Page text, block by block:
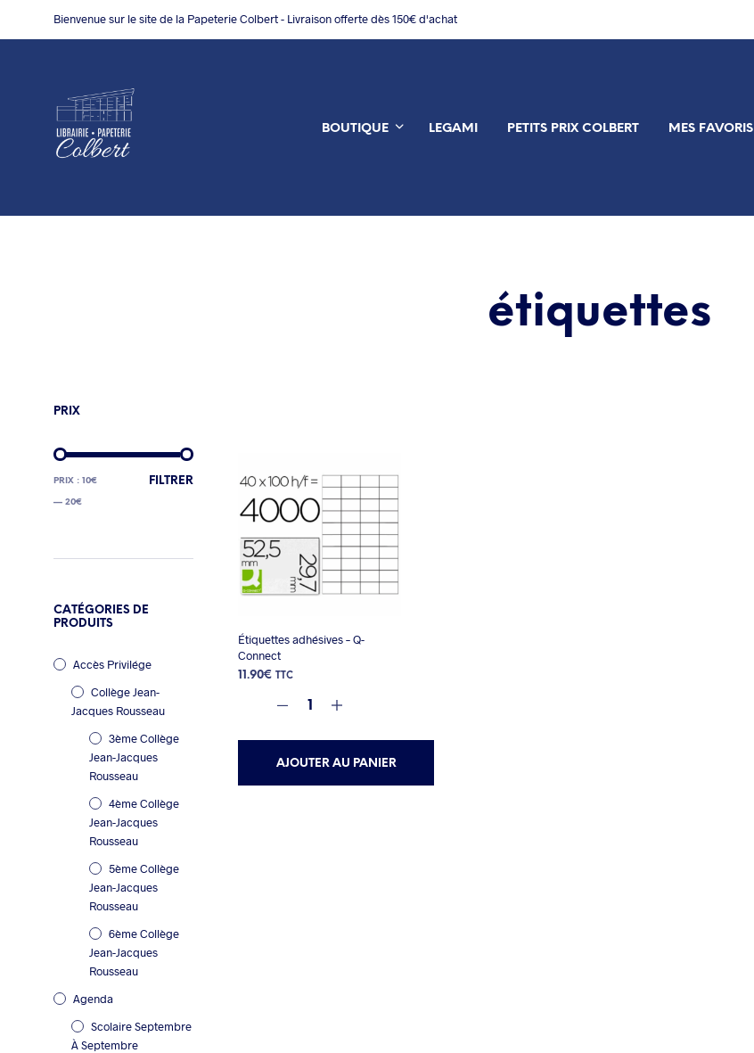
Bienvenue sur le site de la Papeterie Colbert - Livraison offerte dès 150€ d'achat
BOUTIQUE LEGAMI PETITS PRIX COLBERT MES FAVORIS
étiquettes
PRIX
PRIX
MIN
PRIX
MAX
FILTRER
PRIX : 10€
— 20€
CATÉGORIES DE
PRODUITS
Accès Privilége
Collège Jean-
Jacques Rousseau
3ème Collège
Jean-Jacques
Rousseau
4ème Collège
Jean-Jacques
Rousseau
5ème Collège
Jean-Jacques
Rousseau
6ème Collège
Jean-Jacques
Rousseau
Agenda
Scolaire Septembre
À Septembre
Étiquettes adhésives – Q-
Connect
11.90€ TTC
AJOUTER AU PANIER